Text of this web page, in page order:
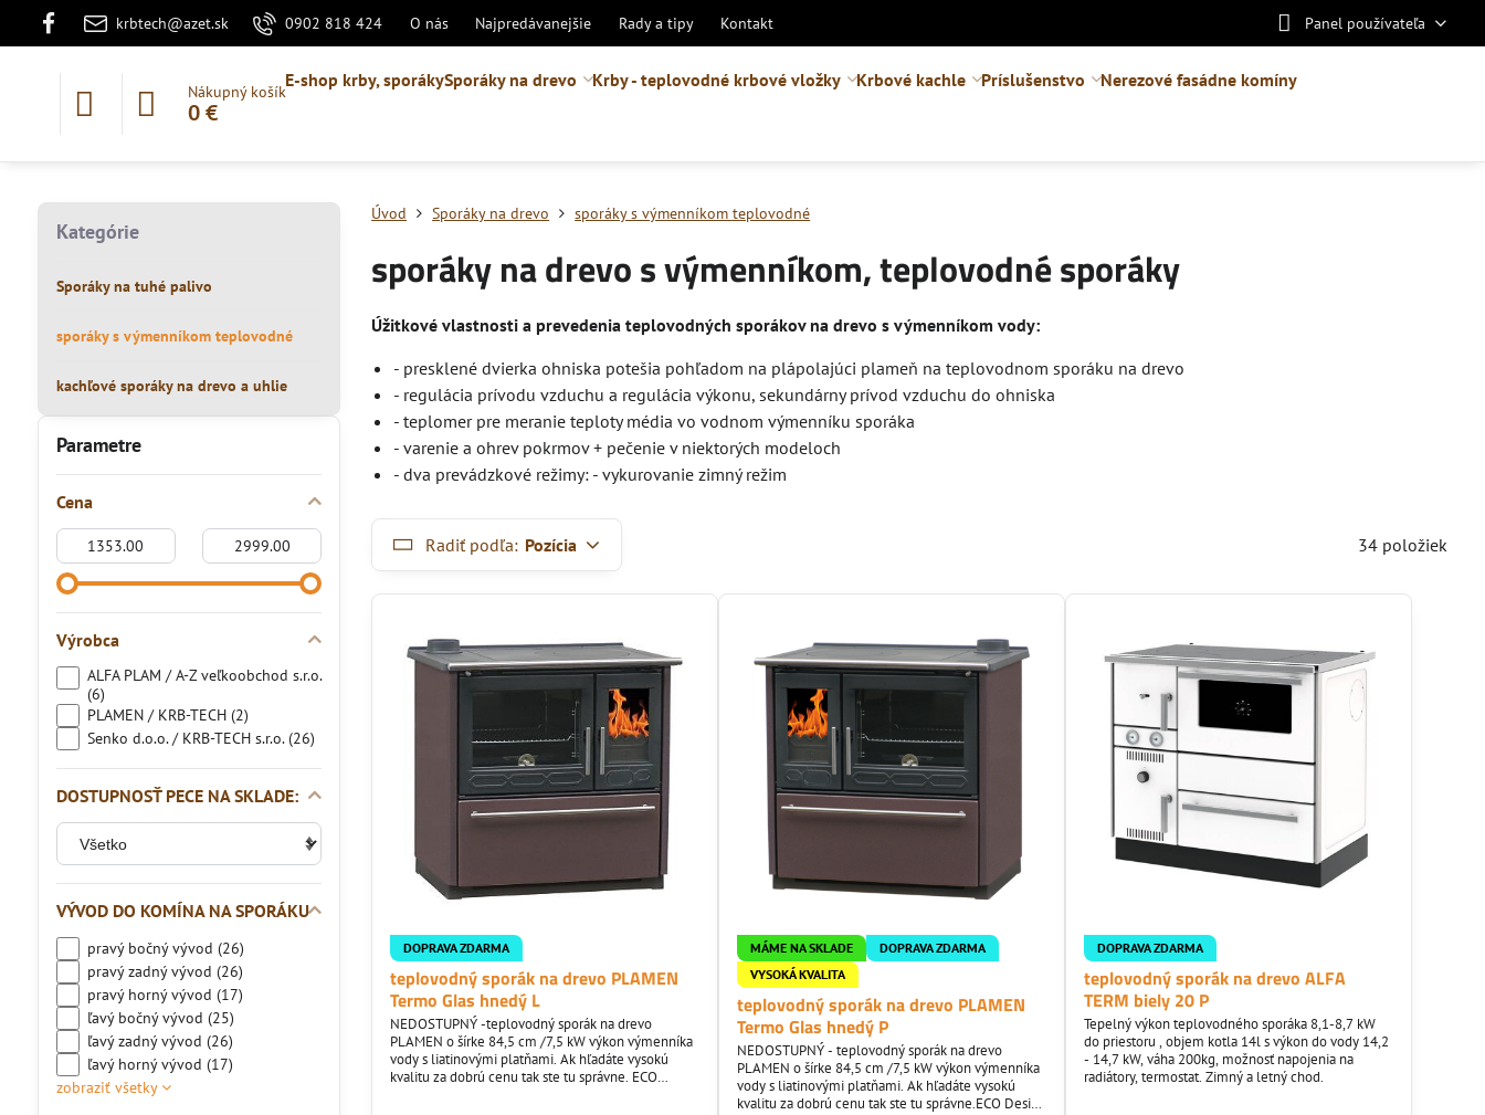
krbtech@azet.sk 0902 818 424 O nás Najpredávanejšie Rady a tipy Kontakt Panel používateľa
Nákupný košík
0 €
E-shop krby, sporákySporáky na drevo Krby - teplovodné krbové vložky Krbové kachle Príslušenstvo Nerezové fasádne komíny
Úvod Sporáky na drevo sporáky s výmenníkom teplovodné
sporáky na drevo s výmenníkom, teplovodné sporáky
Úžitkové vlastnosti a prevedenia teplovodných sporákov na drevo s výmenníkom vody:
- presklené dvierka ohniska potešia pohľadom na plápolajúci plameň na teplovodnom sporáku na drevo
- regulácia prívodu vzduchu a regulácia výkonu, sekundárny prívod vzduchu do ohniska
- teplomer pre meranie teploty média vo vodnom výmenníku sporáka
- varenie a ohrev pokrmov + pečenie v niektorých modeloch
- dva prevádzkové režimy: - vykurovanie zimný režim
Radiť podľa: Pozícia 34 položiek
DOPRAVA ZDARMA
teplovodný sporák na drevo PLAMEN
Termo Glas hnedý L
NEDOSTUPNÝ -teplovodný sporák na drevo
PLAMEN o šírke 84,5 cm /7,5 kW výkon výmenníka
vody s liatinovými platňami. Ak hľadáte vysokú
kvalitu za dobrú cenu tak ste tu správne. ECO
MÁME NA SKLADE
DOPRAVA ZDARMA
VYSOKÁ KVALITA
teplovodný sporák na drevo PLAMEN
Termo Glas hnedý P
NEDOSTUPNÝ - teplovodný sporák na drevo
PLAMEN o šírke 84,5 cm /7,5 kW výkon výmenníka
vody s liatinovými platňami. Ak hľadáte vysokú
kvalitu za dobrú cenu tak ste tu správne.ECO Design
DOPRAVA ZDARMA
teplovodný sporák na drevo ALFA
TERM biely 20 P
Tepelný výkon teplovodného sporáka 8,1-8,7 kW
do priestoru , objem kotla 14l s výkon do vody 14,2
- 14,7 kW, váha 200kg, možnosť napojenia na
radiátory, termostat. Zimný a letný chod.
Parametre
Cena
Od:
Do:
Výrobca
ALFA PLAM / A-Z veľkoobchod s.r.o.
(6)
PLAMEN / KRB-TECH (2)
Senko d.o.o. / KRB-TECH s.r.o. (26)
DOSTUPNOSŤ PECE NA SKLADE:
VÝVOD DO KOMÍNA NA SPORÁKU
pravý bočný vývod (26)
pravý zadný vývod (26)
pravý horný vývod (17)
ľavý bočný vývod (25)
ľavý zadný vývod (26)
ľavý horný vývod (17)
zobraziť všetky
Kategórie
Sporáky na tuhé palivo
sporáky s výmenníkom teplovodné
kachľové sporáky na drevo a uhlie